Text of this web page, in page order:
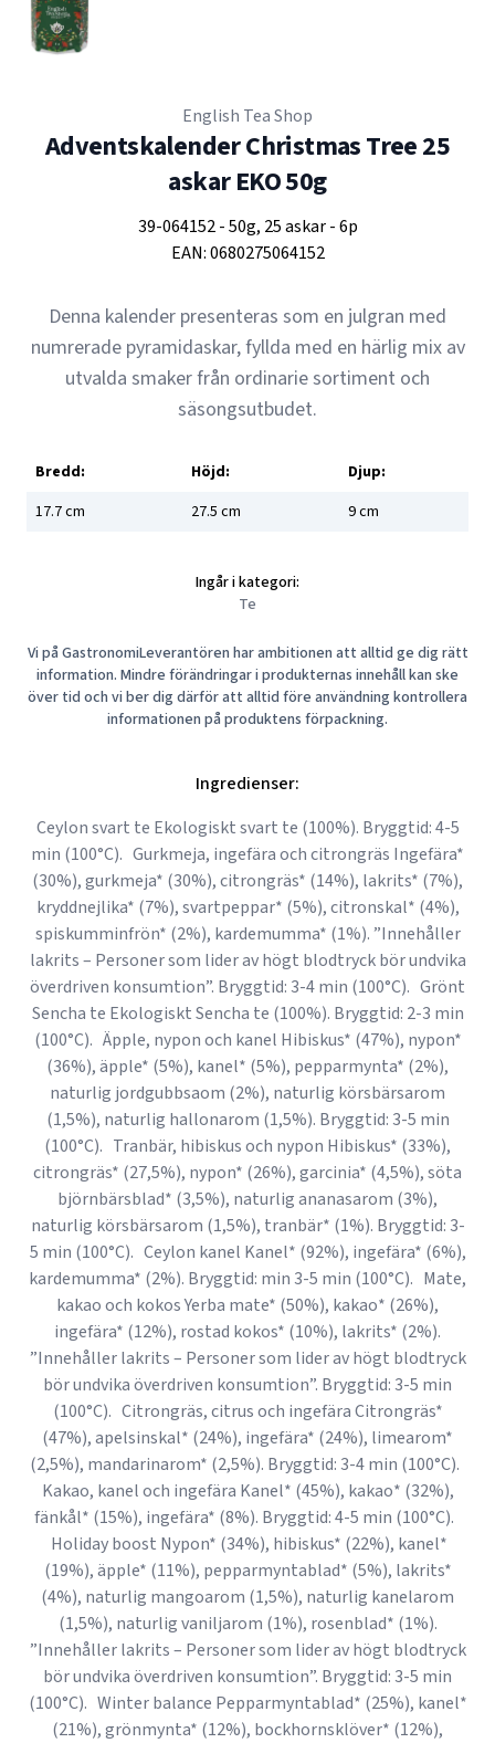
English Tea Shop
Adventskalender Christmas Tree 25
askar EKO 50g
39-064152-50g, 25 askar-6p
EAN:0680275064152
Denna kalender presenteras som en julgran med
numrerade pyramidaskar, fyllda med en härlig mix av
utvalda smaker från ordinarie sortiment och
säsongsutbudet.
Bredd: Höjd:
Djup:
17.7cm 27.5 cm 9cm
Ingår i kategori:
Te
Vi på GastronomiLeverantören har ambitionen att alltid ge dig rätt
information. Mindre förändringar i produkternas innehåll kan ske
över tid och vi ber dig därför att alltid före användning kontrollera
informationen på produktens förpackning.
Ingredienser:
Ceylon svart te Ekologiskt svart te (100%). Bryggtid: 4-5
min (100°C). Gurkmeja, ingefära och citrongräs Ingefära*
(30%), gurkmeja* (30%), citrongräs* (14%), lakrits* (7%),
kryddnejlika* (7%), svartpeppar* (5%), citronskal* (4%),
spiskumminfrön* (2%), kardemumma* (1%). ”Innehåller
lakrits – Personer som lider av högt blodtryck bör undvika
överdriven konsumtion”. Bryggtid: 3-4 min (100°C). Grönt
Sencha te Ekologiskt Sencha te (100%). Bryggtid: 2-3 min
(100°C). Äpple, nypon och kanel Hibiskus* (47%), nypon*
(36%), äpple* (5%), kanel* (5%), pepparmynta* (2%),
naturlig jordgubbsaom (2%), naturlig körsbärsarom
(1,5%), naturlig hallonarom (1,5%). Bryggtid: 3-5 min
(100°C). Tranbär, hibiskus och nypon Hibiskus* (33%),
citrongräs* (27,5%), nypon* (26%), garcinia* (4,5%), söta
björnbärsblad* (3,5%), naturlig ananasarom (3%),
naturlig körsbärsarom (1,5%), tranbär* (1%). Bryggtid: 3-
5 min (100°C). Ceylon kanel Kanel* (92%), ingefära* (6%),
kardemumma* (2%). Bryggtid: min 3-5 min (100°C). Mate,
kakao och kokos Yerba mate* (50%), kakao* (26%),
ingefära* (12%), rostad kokos* (10%), lakrits* (2%).
”Innehåller lakrits – Personer som lider av högt blodtryck
bör undvika överdriven konsumtion”. Bryggtid: 3-5 min
(100°C). Citrongräs, citrus och ingefära Citrongräs*
(47%), apelsinskal* (24%), ingefära* (24%), limearom*
(2,5%), mandarinarom* (2,5%). Bryggtid: 3-4 min (100°C).
Kakao, kanel och ingefära Kanel* (45%), kakao* (32%),
fänkål* (15%), ingefära* (8%). Bryggtid: 4-5 min (100°C).
Holiday boost Nypon* (34%), hibiskus* (22%), kanel*
(19%), äpple* (11%), pepparmyntablad* (5%), lakrits*
(4%), naturlig mangoarom (1,5%), naturlig kanelarom
(1,5%), naturlig vaniljarom (1%), rosenblad* (1%).
”Innehåller lakrits – Personer som lider av högt blodtryck
bör undvika överdriven konsumtion”. Bryggtid: 3-5 min
(100°C). Winter balance Pepparmyntablad* (25%), kanel*
(21%), grönmynta* (12%), bockhornsklöver* (12%),